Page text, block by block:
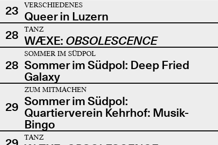
23
VERSCHIEDENES
Queer in Luzern
28
TANZ
WÆXE: OBSOLESCENCE
28
SOMMER IM SÜDPOL
Sommer im Südpol: Deep Fried
Galaxy
29
ZUM MITMACHEN
Sommer im Südpol:
Quartierverein Kehrhof: Musik-
Bingo
TANZ